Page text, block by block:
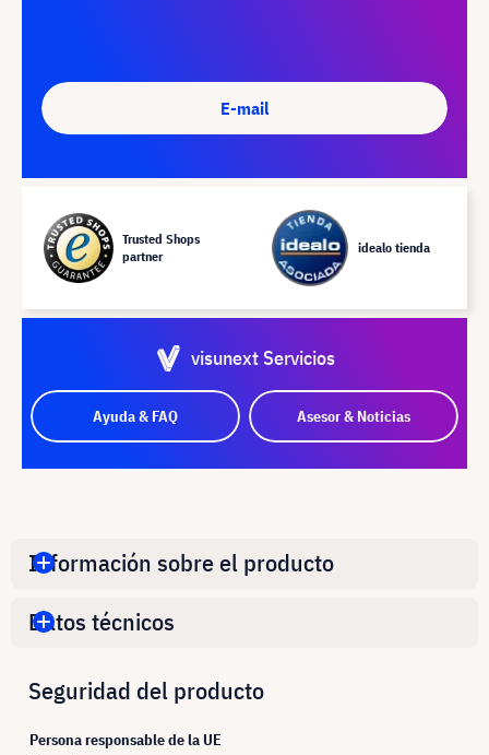
E-mail
Trusted Shops
partner
idealo tienda
visunext Servicios
Ayuda & FAQ Asesor & Noticias
Información sobre el producto
Datos técnicos
Seguridad del producto
Persona responsable de la UE